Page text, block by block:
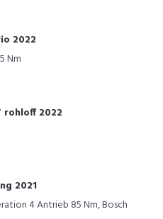
2022
Nm
rohloff 2022
2021
4 Antrieb 85 Nm, Bosch